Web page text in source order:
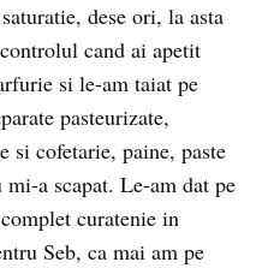
dese ori, la asta
cand ai apetit
si le-am taiat pe
pasteurizate,
si cofetarie, paine, paste
a scapat. Le-am dat pe
curatenie in
Seb, ca mai am pe